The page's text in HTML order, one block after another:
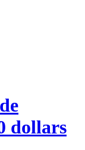
dollars